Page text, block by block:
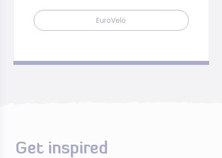
EuroVelo
Get inspired